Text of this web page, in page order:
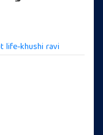
life-khushi ravi